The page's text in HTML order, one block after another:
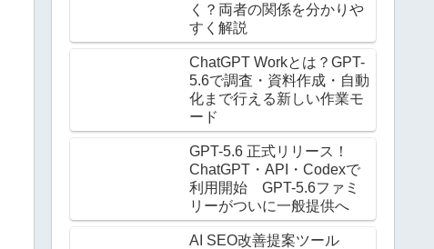
く？両者の関係を分かりや
すく解説
ChatGPT Workとは？GPT-
5.6で調査・資料作成・自動
化まで行える新しい作業モ
ード
GPT-5.6 正式リリース！
ChatGPT・API・Codexで
利用開始 GPT-5.6ファミ
リーがついに一般提供へ
AI SEO改善提案ツール